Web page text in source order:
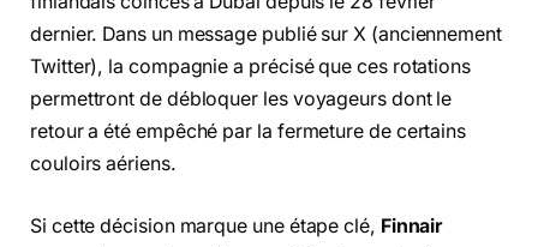
dernier. Dans un message publié sur X (anciennement
Twitter), la compagnie a précisé que ces rotations
permettront de débloquer les voyageurs dont le
retour a été empêché par la fermeture de certains
couloirs aériens.
Si cette décision marque une étape clé, Finnair